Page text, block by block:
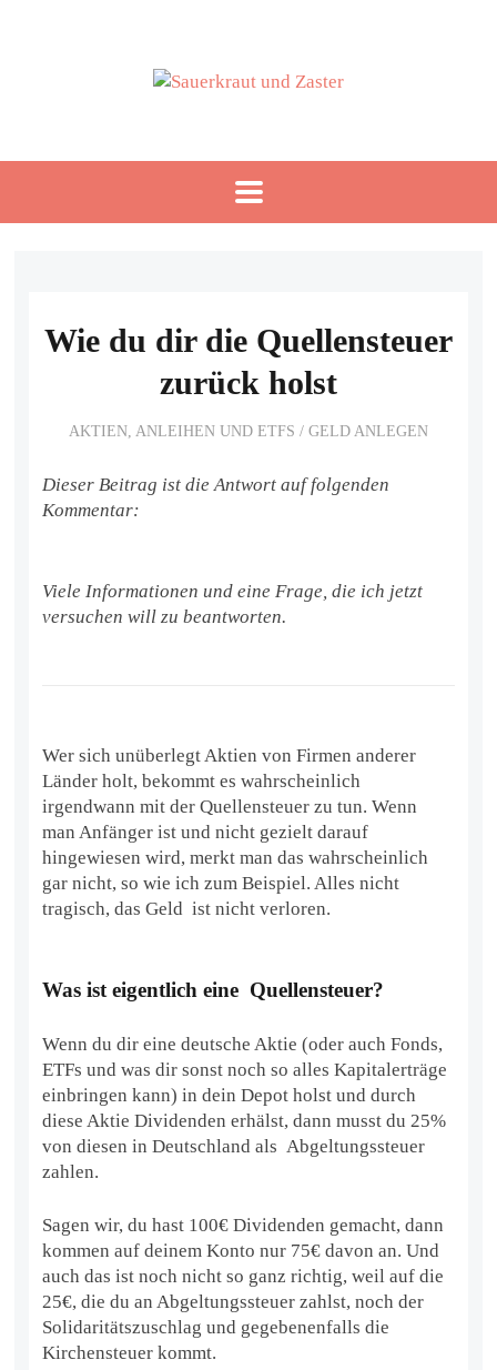
Wie du dir die Quellensteuer
zurück holst
AKTIEN, ANLEIHEN UND ETFS / GELD ANLEGEN
Dieser Beitrag ist die Antwort auf folgenden
Kommentar:
Viele Informationen und eine Frage, die ich jetzt
versuchen will zu beantworten.
Wer sich unüberlegt Aktien von Firmen anderer
Länder holt, bekommt es wahrscheinlich
irgendwann mit der Quellensteuer zu tun. Wenn
man Anfänger ist und nicht gezielt darauf
hingewiesen wird, merkt man das wahrscheinlich
gar nicht, so wie ich zum Beispiel. Alles nicht
tragisch, das Geld ist nicht verloren.
Was ist eigentlich eine Quellensteuer?
Wenn du dir eine deutsche Aktie (oder auch Fonds,
ETFs und was dir sonst noch so alles Kapitalerträge
einbringen kann) in dein Depot holst und durch
diese Aktie Dividenden erhälst, dann musst du 25%
von diesen in Deutschland als Abgeltungssteuer
zahlen.
Sagen wir, du hast 100€ Dividenden gemacht, dann
kommen auf deinem Konto nur 75€ davon an. Und
auch das ist noch nicht so ganz richtig, weil auf die
25€, die du an Abgeltungssteuer zahlst, noch der
Solidaritätszuschlag und gegebenenfalls die
Kirchensteuer kommt.